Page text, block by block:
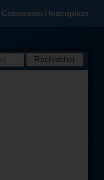
Connexion / Inscription